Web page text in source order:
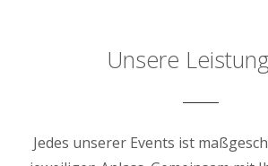
Unsere
Jedes unserer Events ist